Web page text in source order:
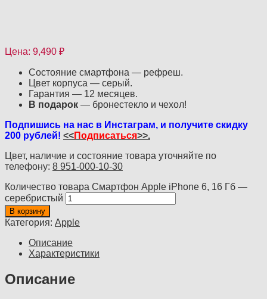
Цена: 9,490 ₽
Состояние смартфона — рефреш.
Цвет корпуса — серый.
Гарантия — 12 месяцев.
В подарок — бронестекло и чехол!
Подпишись на нас в Инстаграм, и получите скидку
200 рублей! <<Подписаться>>.
Цвет, наличие и состояние товара уточняйте по
телефону: 8 951-000-10-30
Количество товара Смартфон Apple iPhone 6, 16 Гб —
серебристый
В корзину
Категория: Apple
Описание
Характеристики
Описание